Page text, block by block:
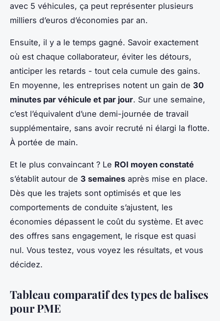
avec 5 véhicules, ça peut représenter plusieurs
milliers d’euros d’économies par an.
Ensuite, il y a le temps gagné. Savoir exactement
où est chaque collaborateur, éviter les détours,
anticiper les retards - tout cela cumule des gains.
En moyenne, les entreprises notent un gain de 30
minutes par véhicule et par jour. Sur une semaine,
c’est l’équivalent d’une demi-journée de travail
supplémentaire, sans avoir recruté ni élargi la flotte.
À portée de main.
Et le plus convaincant ? Le ROI moyen constaté
s’établit autour de 3 semaines après mise en place.
Dès que les trajets sont optimisés et que les
comportements de conduite s’ajustent, les
économies dépassent le coût du système. Et avec
des offres sans engagement, le risque est quasi
nul. Vous testez, vous voyez les résultats, et vous
décidez.
Tableau comparatif des types de balises
pour PME